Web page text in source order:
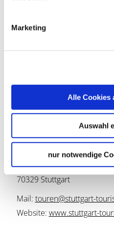
Marketing
Alle Cookies
Auswahl
nur notwendige
Bitte beachten Sie, dass
Stornierungen nur bis 24
touren@stuttgart-tourist.de.
Lage & Kontakt
Treffpunkt:
Uhlbacher Platz 4, 70329
Hinter der Kelter 4
70329 Stuttgart
Mail: touren@stuttgart-
Website: www.stuttgart-